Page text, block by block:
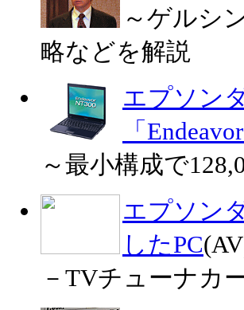
～ゲルシ
略などを解説
エプソン
「
～最小構成で
エプソン
したPC
－TVチューナカ